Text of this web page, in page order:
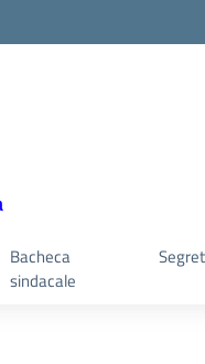
Bacheca
sindacale